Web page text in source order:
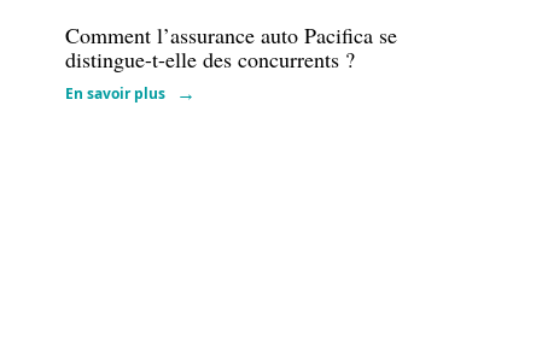
Comment l’assurance auto Pacifica se
distingue-t-elle des concurrents ?
En savoir plus